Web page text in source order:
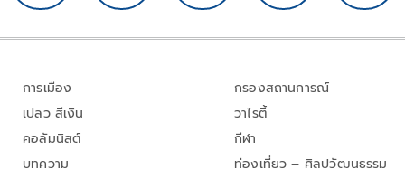
การเมือง
เปลว สีเงิน
คอลัมนิสต์
บทความ
กรองสถานการณ์
วาไรตี้
กีฬา
ท่องเที่ยว – ศิลปวัฒนธรรม